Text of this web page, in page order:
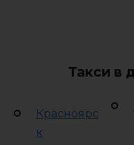
Такси в
Красноярс
к